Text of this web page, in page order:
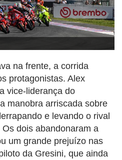
na frente, a corrida
protagonistas. Alex
vice-liderança do
manobra arriscada sobre
e levando o rival
dois abandonaram a
um grande prejuízo nas
da Gresini, que ainda